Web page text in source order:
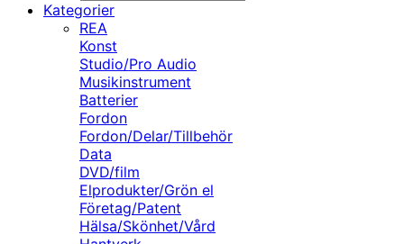
Kategorier
REA
Konst
Studio/Pro Audio
Musikinstrument
Batterier
Fordon
Fordon/Delar/Tillbehör
Data
DVD/film
Elprodukter/Grön el
Företag/Patent
Hälsa/Skönhet/Vård